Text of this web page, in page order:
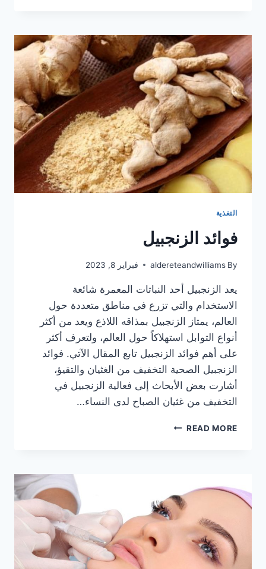
من
فوائد
صحية
للتدليك؟
التغذية
فوائد الزنجبيل
By
aldereteandwilliams فبراير 8, 2023
يعد الزنجبيل أحد النباتات المعمرة شائعة
الاستخدام والتي تزرع في مناطق متعددة حول
العالم، يمتاز الزنجبيل بمذاقه اللاذع ويعد من أكثر
أنواع التوابل استهلاكاً حول العالم، ولتعرف أكثر
على أهم فوائد الزنجبيل تابع المقال الآتي. فوائد
الزنجبيل الصحية التخفيف من الغثيان والتقيؤ،
أشارت بعض الأبحاث إلى فعالية الزنجبيل في
التخفيف من غثيان الصباح لدى النساء…
READ MOREفوائد